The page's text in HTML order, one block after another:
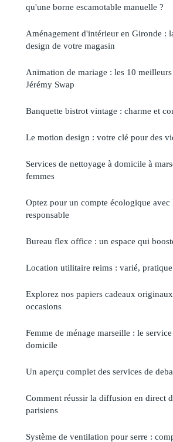
qu'une borne escamotable manuelle ?
Aménagement d'intérieur en Gironde :
design de votre magasin
Animation de mariage : les 10
Jérémy Swap
Banquette bistrot vintage : charme et
Le motion design : votre clé pour des
Services de nettoyage à domicile à
femmes
Optez pour un compte écologique avec
responsable
Bureau flex office : un espace qui
Location utilitaire reims : varié,
Explorez nos papiers cadeaux
occasions
Femme de ménage marseille : le
domicile
Un aperçu complet des services de
Comment réussir la diffusion en direct
parisiens
Système de ventilation pour serre :